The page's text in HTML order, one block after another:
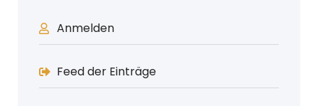
Anmelden
Feed der Einträge